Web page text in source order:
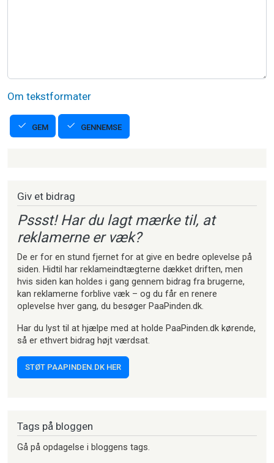
Om tekstformater
GEM GENNEMSE
Giv et bidrag
Pssst! Har du lagt mærke til, at
reklamerne er væk?
De er for en stund fjernet for at give en bedre oplevelse på
siden. Hidtil har reklameindtægterne dækket driften, men
hvis siden kan holdes i gang gennem bidrag fra brugerne,
kan reklamerne forblive væk – og du får en renere
oplevelse hver gang, du besøger PaaPinden.dk.
Har du lyst til at hjælpe med at holde PaaPinden.dk kørende,
så er ethvert bidrag højt værdsat.
STØT PAAPINDEN.DK HER
Tags på bloggen
Gå på opdagelse i bloggens tags.